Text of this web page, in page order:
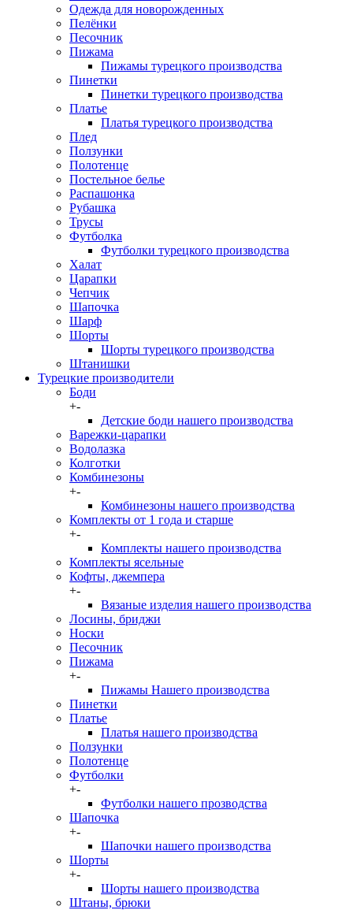
Одежда для новорожденных
Пелёнки
Песочник
Пижама
Пижамы турецкого производства
Пинетки
Пинетки турецкого производства
Платье
Платья турецкого производства
Плед
Ползунки
Полотенце
Постельное белье
Распашонка
Рубашка
Трусы
Футболка
Футболки турецкого производства
Халат
Царапки
Чепчик
Шапочка
Шарф
Шорты
Шорты турецкого производства
Штанишки
Турецкие производители
Боди
+-
Детские боди нашего производства
Варежки-царапки
Водолазка
Колготки
Комбинезоны
+-
Комбинезоны нашего производства
Комплекты от 1 года и старше
+-
Комплекты нашего производства
Комплекты ясельные
Кофты, джемпера
+-
Вязаные изделия нашего производства
Лосины, бриджи
Носки
Песочник
Пижама
+-
Пижамы Нашего производства
Пинетки
Платье
Платья нашего производства
Ползунки
Полотенце
Футболки
+-
Футболки нашего прозводства
Шапочка
+-
Шапочки нашего производства
Шорты
+-
Шорты нашего производства
Штаны, брюки